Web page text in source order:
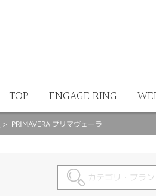
TOP ENGAGE RING
PRIMAVERA プリマヴェーラ